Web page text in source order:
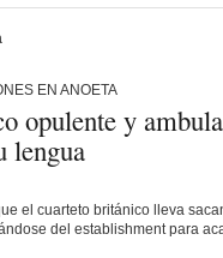
EN ANOETA
opulente y
lengua
el cuarteto británico lleva
del establishment para